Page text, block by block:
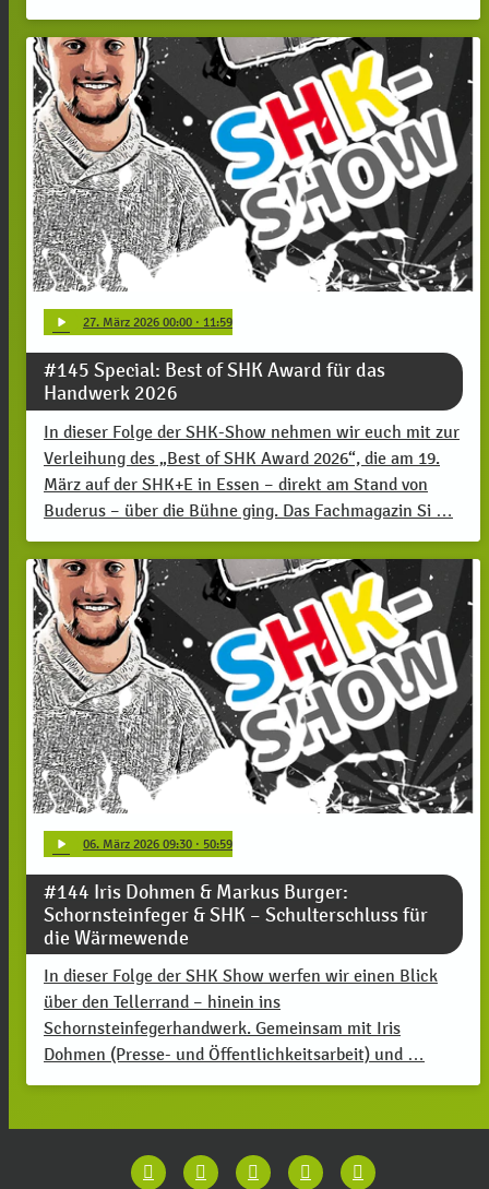
play_arrow 27. März 2026 00:00 · 11:59
#145 Special: Best of SHK Award für das
Handwerk 2026
In dieser Folge der SHK-Show nehmen wir euch mit zur
Verleihung des „Best of SHK Award 2026“, die am 19.
März auf der SHK+E in Essen – direkt am Stand von
Buderus – über die Bühne ging. Das Fachmagazin Si …
play_arrow 06. März 2026 09:30 · 50:59
#144 Iris Dohmen & Markus Burger:
Schornsteinfeger & SHK – Schulterschluss für
die Wärmewende
In dieser Folge der SHK Show werfen wir einen Blick
über den Tellerrand – hinein ins
Schornsteinfegerhandwerk. Gemeinsam mit Iris
Dohmen (Presse- und Öffentlichkeitsarbeit) und …